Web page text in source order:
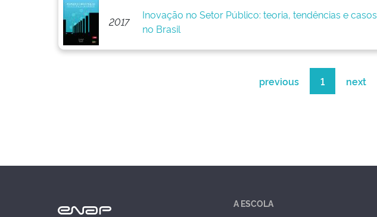
2017
Inovação no Setor Público: teoria, tendências e casos
no Brasil
previous 1 next
A ESCOLA